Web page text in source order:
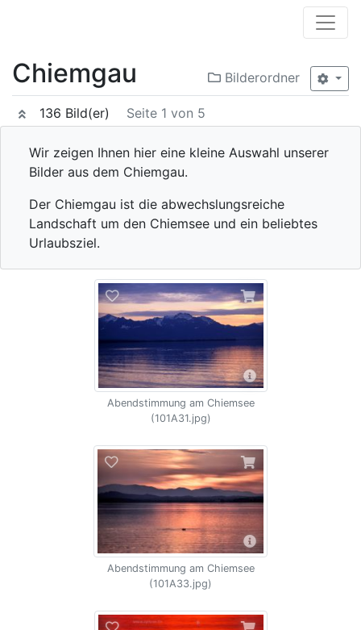
Bilderordner
Chiemgau
136 Bild(er) Seite 1 von 5
Wir zeigen Ihnen hier eine kleine Auswahl unserer
Bilder aus dem Chiemgau.
Der Chiemgau ist die abwechslungsreiche
Landschaft um den Chiemsee und ein beliebtes
Urlaubsziel.
Abendstimmung am Chiemsee
(101A31.jpg)
Abendstimmung am Chiemsee
(101A33.jpg)